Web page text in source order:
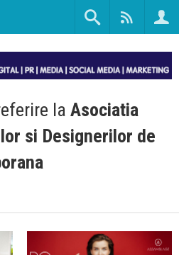
la Asociatia
si Designerilor de